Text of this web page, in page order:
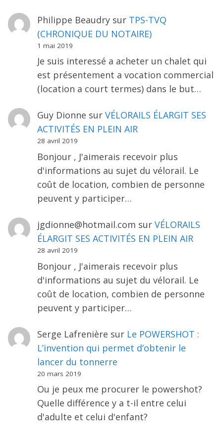
Philippe Beaudrysur TPS-TVQ
(CHRONIQUE DU NOTAIRE)
1 mai 2019
Je suis interessé a acheter un chalet qui
est présentement a vocation commercial
(location a court termes) dans le but…
Guy Dionne sur VÉLORAILS ÉLARGIT SES
ACTIVITÉS EN PLEIN AIR
28 avril 2019
Bonjour , J'aimerais recevoir plus
d'informations au sujet du vélorail. Le
coût de location, combien de personne
peuvent y participer…
jgdionne@hotmail.com sur VÉLORAILS
ÉLARGIT SES ACTIVITÉS EN PLEIN AIR
28 avril 2019
Bonjour , J'aimerais recevoir plus
d'informations au sujet du vélorail. Le
coût de location, combien de personne
peuvent y participer…
Serge Lafrenière sur Le POWERSHOT :
L’invention qui permet d’obtenir le
lancer du tonnerre
20 mars 2019
Ou je peux me procurer le powershot?
Quelle différence y a t-il entre celui
d'adulte et celui d'enfant?